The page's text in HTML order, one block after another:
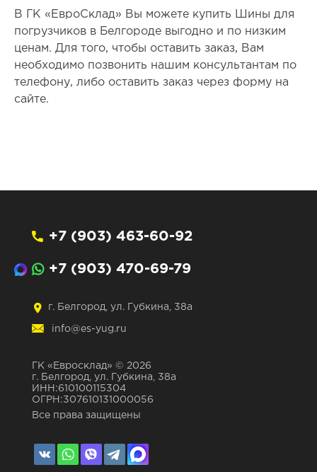
В ГК «ЕвроСклад» Вы можете купить Шины для
погрузчиков в Белгороде выгодно и по низким
ценам. Для того, чтобы оставить заказ, Вам
необходимо позвонить нашим консультантам по
телефону, либо оставить заказ через форму на
сайте.
+7 (903) 463-60-92
+7 (903) 470-69-79
г. Белгород, ул. Губкина, 38а
info@es-yug.ru
ГК «Евросклад» © 2026
г. Белгород, ул. Губкина, 38а
ИНН:610100115304
ОГРН:307610131000056
Все права защищены